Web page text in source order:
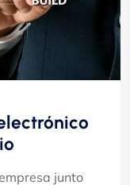
junto